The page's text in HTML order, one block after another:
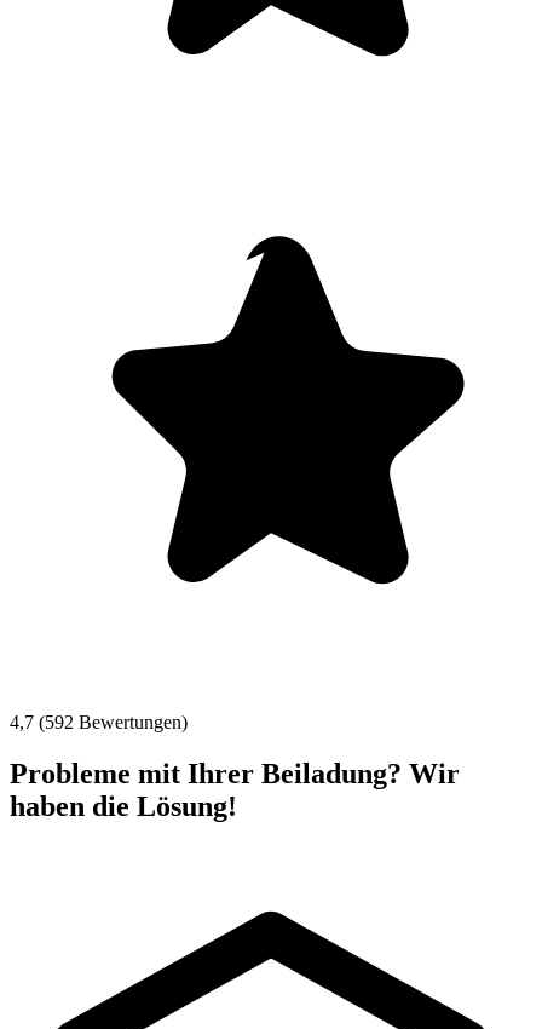
4,7 (592 Bewertungen)
Probleme mit Ihrer Beiladung? Wir
haben die Lösung!